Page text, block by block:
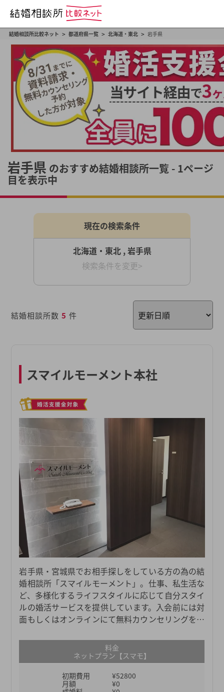
結婚相談所比較ネット > 都道府県一覧 > 北海道・東北 > 岩手県
岩手県 のおすすめ結婚相談所一覧 - 1ページ
目を表示中
現在の検索条件
北海道・東北 , 岩手県
検索条件を変更>
結婚相談所数 5 件
スマイルモーメント本社
岩手県・宮城県でお相手探しをしている方の為の結
婚相談所「スマイルモーメント」。仕事、私生活な
ど、多様化するライフスタイルに応じて自分スタイ
ルの婚活サービスを提供しています。入会前には対
面もしくはオンラインにて無料カウンセリングを受
県・宮城県にお住まいで結婚相談所をお探しの方は
ぜひ参考にしてみてください。
料金
ネットプラン【スマモ】
初期費用
¥52800
月額
¥0